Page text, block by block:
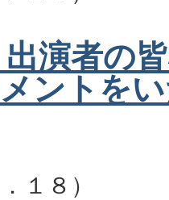
出演者の
ントを
１８）